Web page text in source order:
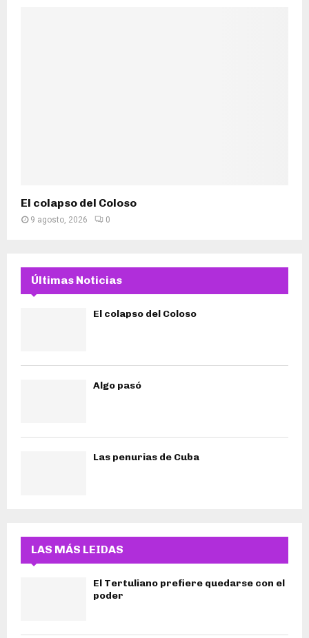
El colapso del Coloso
9 agosto, 2026 0
Últimas Noticias
El colapso del Coloso
Algo pasó
Las penurias de Cuba
LAS MÁS LEIDAS
El Tertuliano prefiere quedarse con el
poder